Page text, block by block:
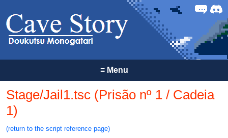
Forum
≡Menu
Stage/Jail1.tsc (Prisão nº 1 / Cadeia
1)
(return to the script reference page)